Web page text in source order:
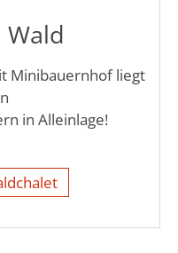
Minibauernhof liegt
in Alleinlage!